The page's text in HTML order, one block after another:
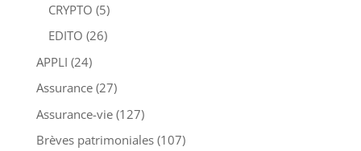
CRYPTO (5)
EDITO (26)
APPLI (24)
Assurance(27)
Assurance-vie(127)
Brèves patrimoniales(107)